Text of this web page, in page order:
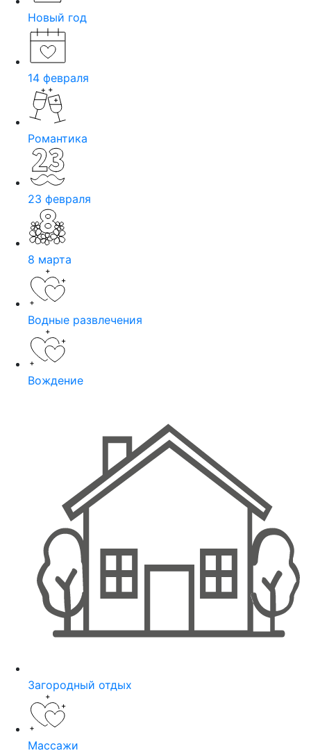
Новый год
14 февраля
Романтика
23 февраля
8 марта
Водные развлечения
Вождение
Загородный отдых
Массажи